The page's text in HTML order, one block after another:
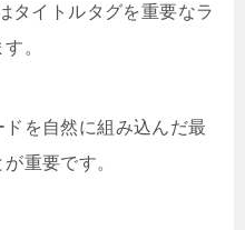
タイトルタグを重要なラ
。
を自然に組み込んだ最
重要です。